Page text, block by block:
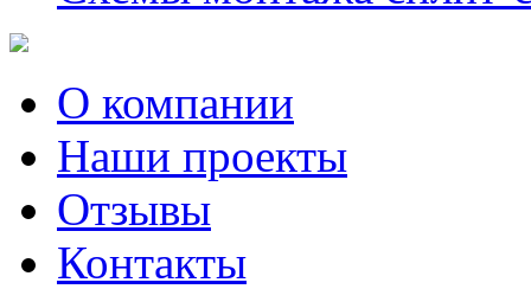
О компании
Наши проекты
Отзывы
Контакты